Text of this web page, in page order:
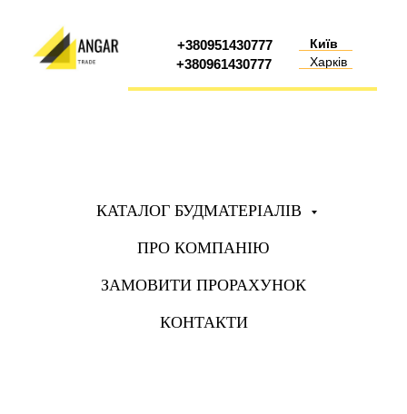
+380961430777
+380951430777
Київ
Харків
КАТАЛОГ БУДМАТЕРІАЛІВ
ПРО КОМПАНІЮ
ЗАМОВИТИ ПРОРАХУНОК
КОНТАКТИ